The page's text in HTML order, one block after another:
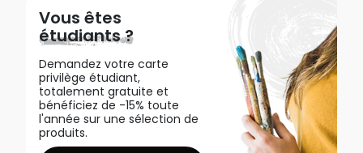
Vous êtes
étudiants ?
Demandez votre carte
privilège étudiant,
totalement gratuite et
bénéficiez de -15% toute
l'année sur une sélection de
produits.